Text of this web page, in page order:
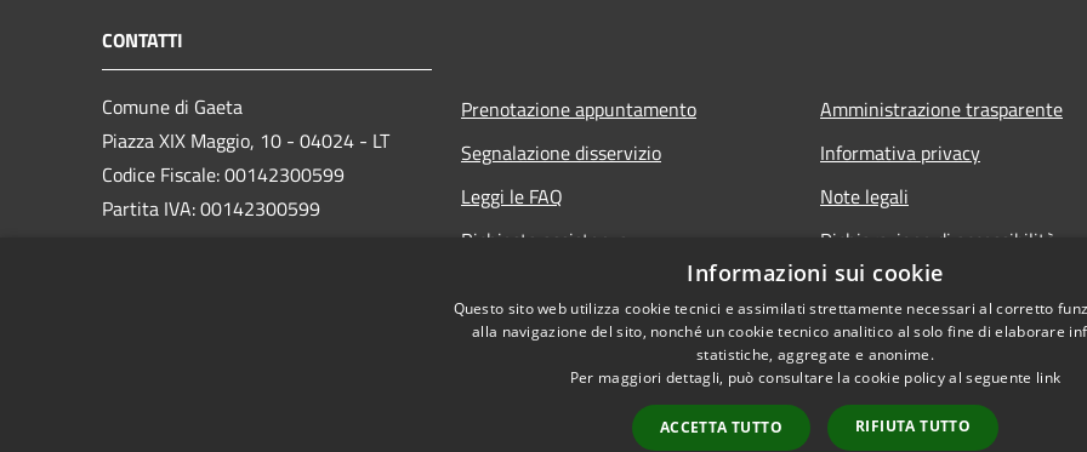
CONTATTI
Comune di Gaeta
Piazza XIX Maggio, 10 - 04024 - LT
Codice Fiscale: 00142300599
Partita IVA: 00142300599
Prenotazione appuntamento
Segnalazione disservizio
Leggi le FAQ
Richiesta assistenza
Amministrazione trasparente
Informativa privacy
Note legali
Dichiarazione di accessibilità
Informazioni sui cookie
Questo sito web utilizza cookie tecnici e assimilati strettamente necessari al corretto
alla navigazione del sito, nonché un cookie tecnico analitico al solo fine di elaborare
statistiche, aggregate e anonime.
Per maggiori dettagli, può consultare la cookie policy al seguente link
ACCETTA TUTTO RIFIUTA TUTTO